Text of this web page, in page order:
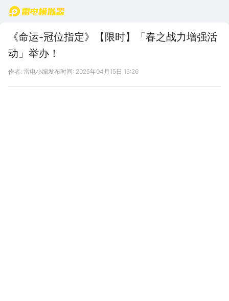
首页
《命运-冠位指定》【限时】「春之战力增强活
动」举办！
作者: 雷电小编发布时间: 2025年04月15日 16:26